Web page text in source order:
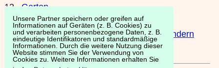
Unsere Partner speichern oder greifen auf
Informationen auf Geräten (z. B. Cookies) zu
und verarbeiten personenbezogene Daten, z. B.
eindeutige Identifikatoren und standardmäßige
Informationen. Durch die weitere Nutzung dieser
Website stimmen Sie der Verwendung von
Cookies zu. Weitere Informationen erhalten Sie
12.Garten
13.Sanierungskosten online berechnen
14.andere Baukulturen und in anderen Ländern
wohnen